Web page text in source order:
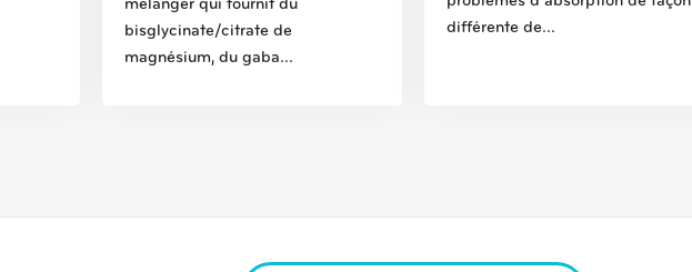
mélanger qui fournit du
bisglycinate/citrate de
magnésium, du gaba...
différente de...